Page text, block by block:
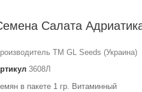
Салата
ТМ GL Seeds (Украина)
3608Л
в пакете 1 гр. Витаминный